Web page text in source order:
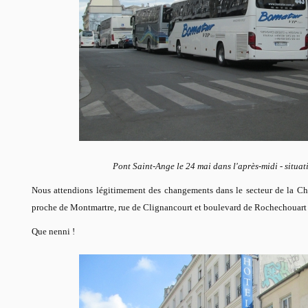
Pont Saint-Ange le 24 mai dans l'après-midi -
Nous attendions légitimement des changements dans le secteur de la
proche de Montmartre, rue de Clignancourt et boulevard de
Que nenni !